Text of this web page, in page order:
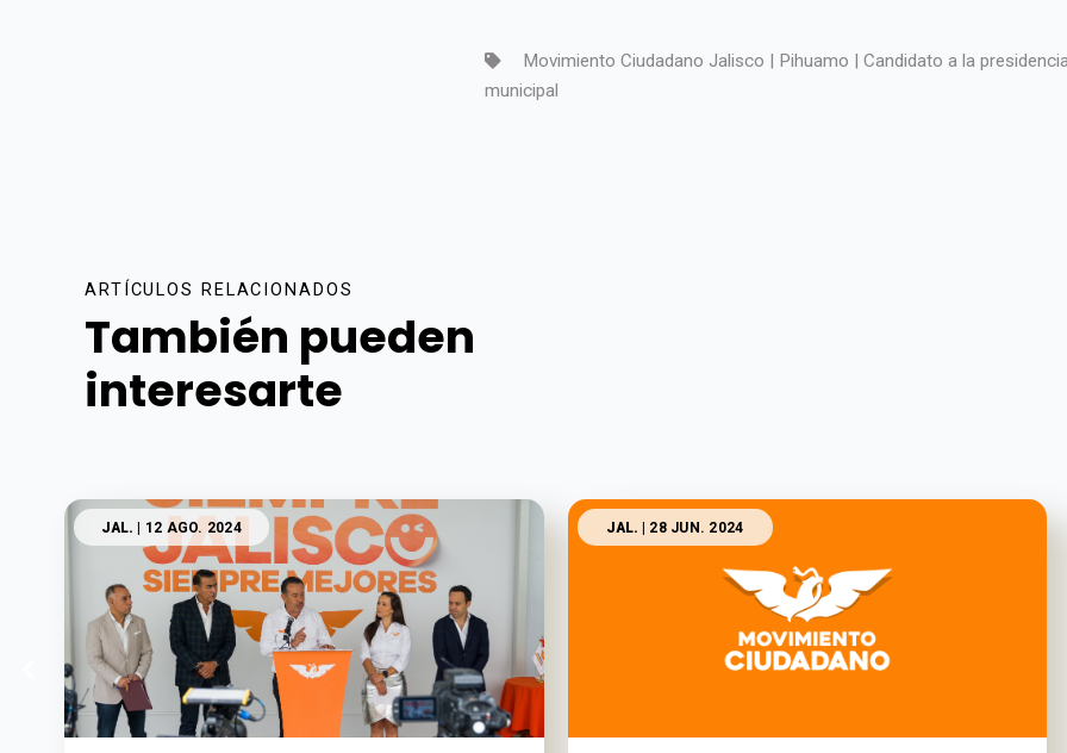
Movimiento Ciudadano Jalisco | Pihuamo | Candidato a la
municipal
ARTÍCULOS RELACIONADOS
También pueden
interesarte
JAL. | 12 AGO. 2024 JAL. | 28 JUN. 2024